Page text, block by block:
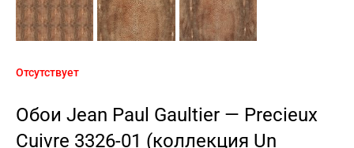
Отсутствует
Обои Jean Paul Gaultier — Precieux
Cuivre 3326-01 (коллекция Un